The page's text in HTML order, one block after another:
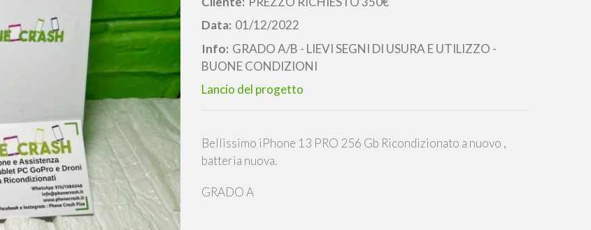
Data: 01/12/2022
Info: GRADO A/B - LIEVI SEGNI DI USURA E UTILIZZO -
BUONE CONDIZIONI
Lancio del progetto
Bellissimo iPhone 13 PRO 256 Gb Ricondizionato a nuovo ,
batteria nuova.
GRADO A